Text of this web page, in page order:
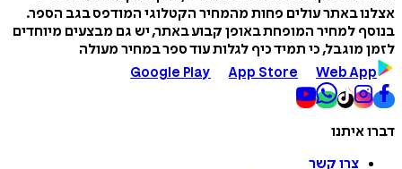
אצלנו באתר עולים פחות מהמחיר הקטלוגי המודפס בגב הספר.
בנוסף למחיר המופחת באופן קבוע באתר, יש גם מבצעים מיוחדים
לזמן מוגבל, כי תמיד כיף לגלות עוד ספר במחיר מעולה
Google Play
App Store Web App
דברו איתנו
צרו קשר